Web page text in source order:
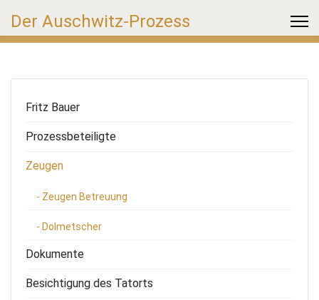
Der Auschwitz-Prozess
Fritz Bauer
Prozessbeteiligte
Zeugen
- Zeugen Betreuung
- Dolmetscher
Dokumente
Besichtigung des Tatorts